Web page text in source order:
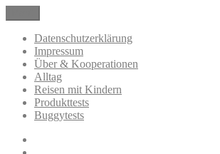
Inhalt
springen
BloggerMumOf3Boys Mamablog
Mamablog über das Leben mit drei Kindern mit
Alltagsthemen
Datenschutzerklärung
Impressum
Über & Kooperationen
Alltag
Reisen mit Kindern
Produkttests
Buggytests